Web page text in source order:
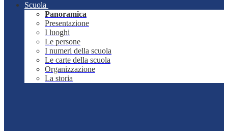
Scuola
Panoramica
Presentazione
I luoghi
Le persone
I numeri della scuola
Le carte della scuola
Organizzazione
La storia